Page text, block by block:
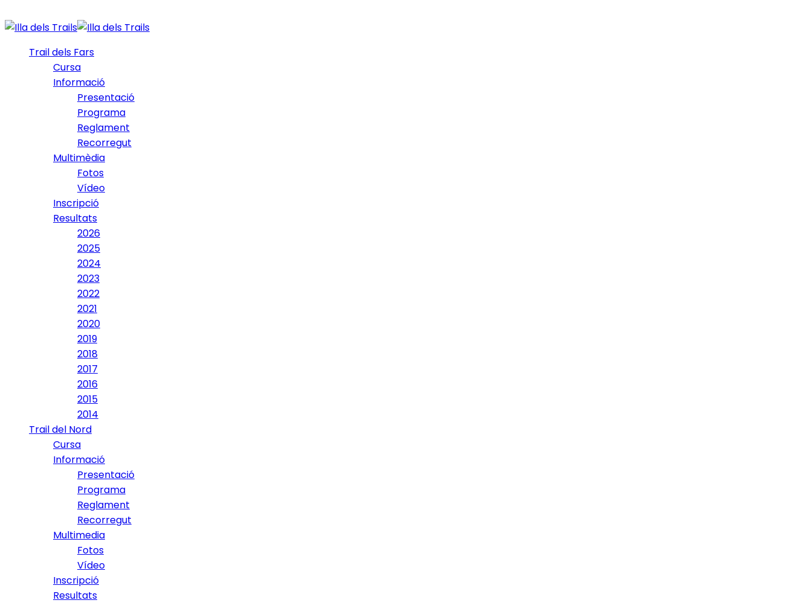
Trail dels Fars
Cursa
Informació
Presentació
Programa
Reglament
Recorregut
Multimèdia
Fotos
Vídeo
Inscripció
Resultats
2026
2025
2024
2023
2022
2021
2020
2019
2018
2017
2016
2015
2014
Trail del Nord
Cursa
Informació
Presentació
Programa
Reglament
Recorregut
Multimedia
Fotos
Vídeo
Inscripció
Resultats